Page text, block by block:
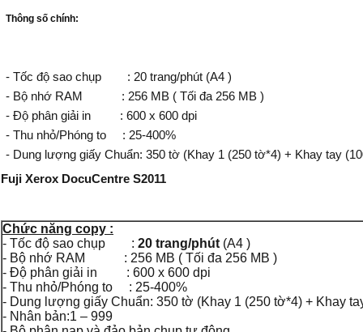
Thông số chính:
- Tốc độ sao chụp : 20 trang/phút (A4 )
- Bộ nhớ RAM : 256 MB ( Tối đa 256 MB )
- Độ phân giải in : 600 x 600 dpi
- Thu nhỏ/Phóng to : 25-400%
- Dung lượng giấy Chuẩn: 350 tờ (Khay 1 (250 tờ*4) + Khay tay
Fuji Xerox DocuCentre S2011
Chức năng copy :
- Tốc độ sao chụp : 20 trang/phút (A4 )
- Bộ nhớ RAM : 256 MB ( Tối đa 256 MB )
- Độ phân giải in : 600 x 600 dpi
- Thu nhỏ/Phóng to : 25-400%
- Dung lượng giấy Chuẩn: 350 tờ (Khay 1 (250 tờ*4) + Khay
- Nhân bản:1 – 999